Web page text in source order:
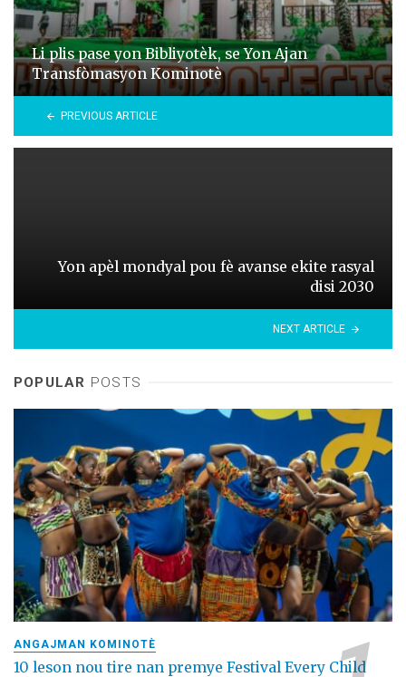
Li plis pase yon Bibliyotèk, se Yon Ajan
Transfòmasyon Kominotè
PREVIOUS ARTICLE
Yon apèl mondyal pou fè avanse ekite rasyal
disi 2030
NEXT ARTICLE
POPULAR POSTS
ANGAJMAN KOMINOTÈ
10 leson nou tire nan premye Festival Every Child